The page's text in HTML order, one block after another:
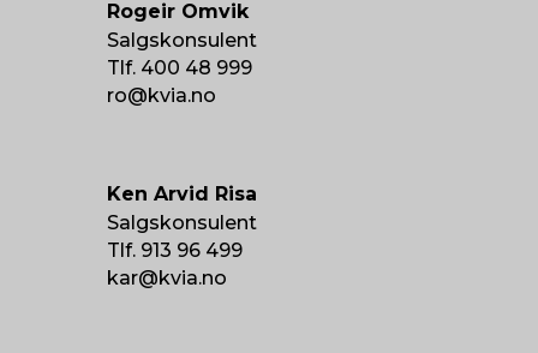
Rogeir Omvik
Salgskonsulent
Tlf. 400 48 999
ro@kvia.no
Ken Arvid Risa
Salgskonsulent
Tlf. 913 96 499
kar@kvia.no